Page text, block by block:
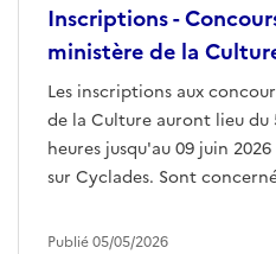
Inscriptions -
ministère de la
Les inscriptions aux
de la Culture auront lieu du
heures jusqu'au 09 juin
sur Cyclades. Sont
Publié 05/05/2026